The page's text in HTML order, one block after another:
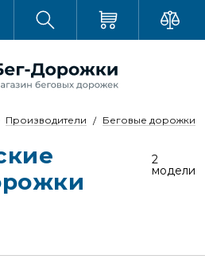
Беговые дорожки
Производители
2
модели